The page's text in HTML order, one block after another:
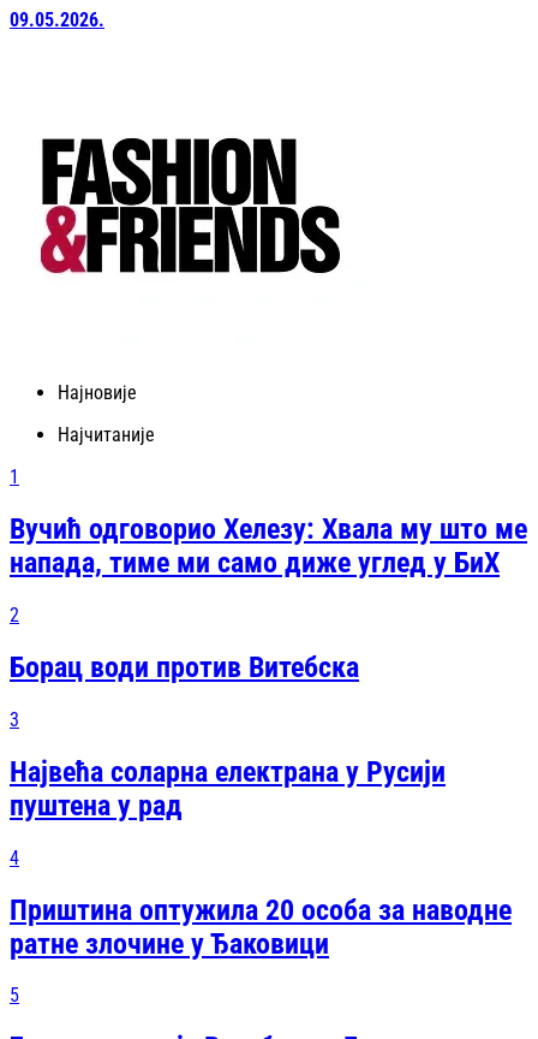
09.05.2026.
Најновије
Најчитаније
1
Вучић одговорио Хелезу: Хвала му што ме
напада, тиме ми само диже углед у БиХ
2
Борац води против Витебска
3
Највећа соларна електрана у Русији
пуштена у рад
4
Приштина оптужила 20 особа за наводне
ратне злочине у Ђаковици
5